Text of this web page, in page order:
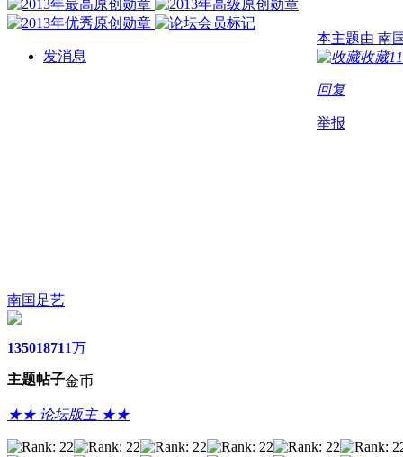
发消息
本主题由 南
收藏11
回复
举报
南国足艺
1350
主题
1871
帖子
1万
金币
★★ 论坛版主 ★★